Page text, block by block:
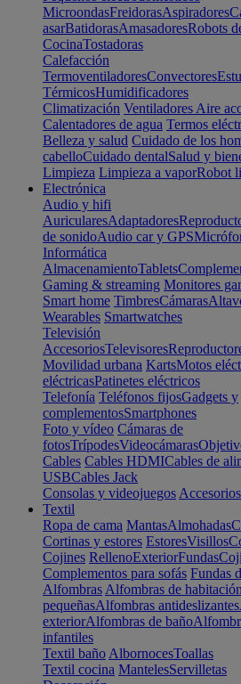
MicroondasFreidorasAspiradores
asarBatidorasAmasadoresRobots
CocinaTostadoras
Calefacción
TermoventiladoresConvectores
TérmicosHumidificadores
Climatización Ventiladores Aire
Calentadores de agua Termos
Belleza y salud Cuidado de los
cabelloCuidado dentalSalud y
Limpieza Limpieza a vaporRobot
Electrónica
Audio y hifi
AuricularesAdaptadores
de sonidoAudio car y GPS
Informática
AlmacenamientoTablets
Gaming & streaming Monitores
Smart home TimbresCámaras
Wearables Smartwatches
Televisión
AccesoriosTelevisores
Movilidad urbana KartsMotos
eléctricasPatinetes eléctricos
Telefonía Teléfonos fijosGadgets y
complementosSmartphones
Foto y vídeo Cámaras de
fotosTrípodesVideocámaras
Cables Cables HDMICables de
USBCables Jack
Consolas y videojuegos Accesorios
Textil
Ropa de cama MantasAlmohadas
Cortinas y estores EstoresVisillos
Cojines RellenoExteriorFundas
Complementos para sofás Fundas
Alfombras Alfombras de habitación
pequeñasAlfombras antideslizantes
exteriorAlfombras de baño
infantiles
Textil baño AlbornocesToallas
Textil cocina MantelesServilletas